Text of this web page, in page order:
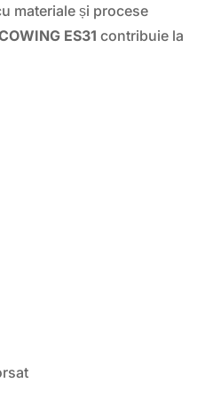
materiale și procese
ES31 contribuie la